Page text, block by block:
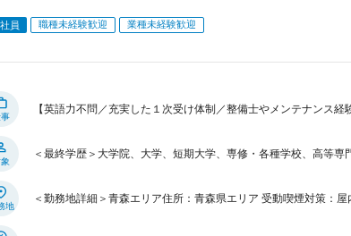
員 職種未経験歓迎 業種未経験歓迎
【英語力不問／充実した１次受け体制／整備士やメンテナンス
＜最終学歴＞大学院、大学、短期大学、専修・各種学校、高等専
地
＜勤務地詳細＞青森エリア住所：青森県エリア 受動喫煙対策：